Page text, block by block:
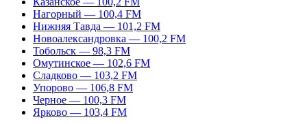
Нагорный — 100,4 FM
Нижняя Тавда — 101,2 FM
Новоалександровка — 100,2 FM
Тобольск — 98,3 FM
Омутинское — 102,6 FM
Сладково — 103,2 FM
Упорово — 106,8 FM
Черное — 100,3 FM
Ярково — 103,4 FM